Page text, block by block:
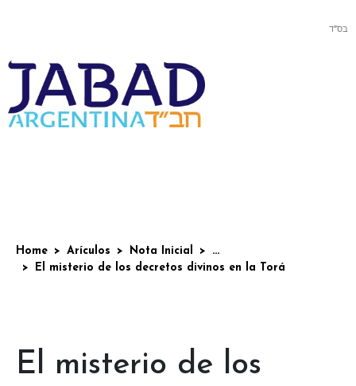
בס”ד
Home Arículos Nota Inicial
...
El misterio de los decretos divinos en la Torá
El misterio de los